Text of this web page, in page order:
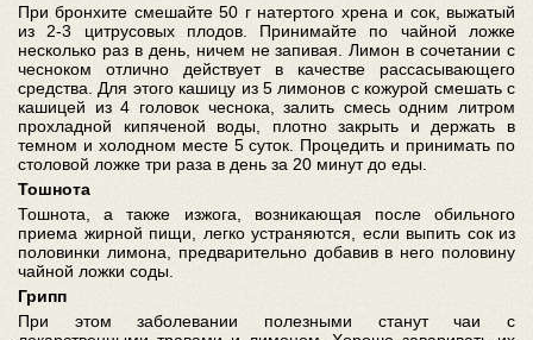
При бронхите смешайте 50 г натертого хрена и сок, выжатый
из 2-3 цитрусовых плодов. Принимайте по чайной ложке
несколько раз в день, ничем не запивая. Лимон в сочетании с
чесноком отлично действует в качестве рассасывающего
средства. Для этого кашицу из 5 лимонов с кожурой смешать с
кашицей из 4 головок чеснока, залить смесь одним литром
прохладной кипяченой воды, плотно закрыть и держать в
темном и холодном месте 5 суток. Процедить и принимать по
столовой ложке три раза в день за 20 минут до еды.
Тошнота
Тошнота, а также изжога, возникающая после обильного
приема жирной пищи, легко устраняются, если выпить сок из
половинки лимона, предварительно добавив в него половину
чайной ложки соды.
Грипп
При этом заболевании полезными станут чаи с